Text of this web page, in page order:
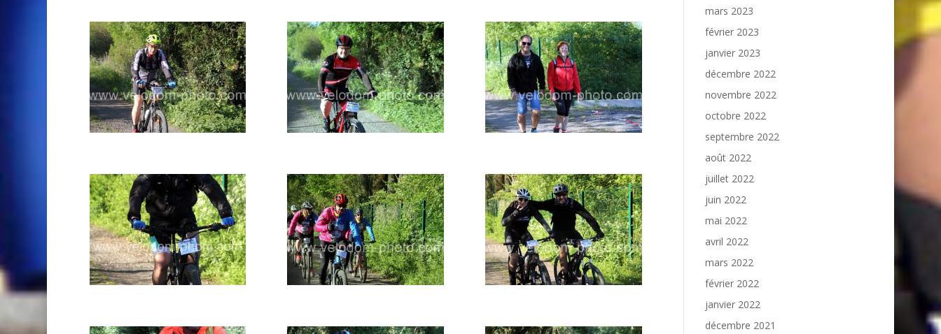
mars 2023
février 2023
janvier 2023
décembre 2022
novembre 2022
octobre 2022
septembre 2022
août 2022
juillet 2022
juin 2022
mai 2022
avril 2022
mars 2022
février 2022
janvier 2022
décembre 2021